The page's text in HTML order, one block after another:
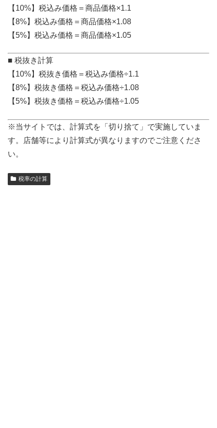
【10%】税込み価格＝商品価格×1.1
【8%】税込み価格＝商品価格×1.08
【5%】税込み価格＝商品価格×1.05
■ 税抜き計算
【10%】税抜き価格＝税込み価格÷1.1
【8%】税抜き価格＝税込み価格÷1.08
【5%】税抜き価格＝税込み価格÷1.05
※当サイトでは、計算式を「切り捨て」で実施していま
す。店舗等により計算式が異なりますのでご注意くださ
い。
税率の計算